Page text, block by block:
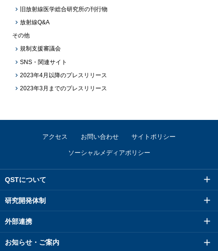
旧放射線医学総合研究所の刊行物
放射線Q&A
その他
規制支援審議会
SNS・関連サイト
2023年4月以降のプレスリリース
2023年3月までのプレスリリース
アクセス お問い合わせ サイトポリシー
ソーシャルメディアポリシー
QSTについて
研究開発体制
外部連携
お知らせ・ご案内